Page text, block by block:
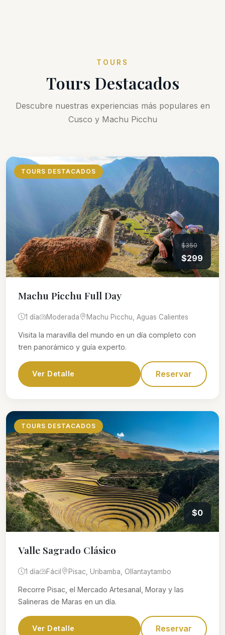
TOURS
Tours Destacados
Descubre nuestras experiencias más populares en
Cusco y Machu Picchu
TOURS DESTACADOS
$350
$299
Machu Picchu Full Day
1 día Moderada Machu Picchu, Aguas Calientes
Visita la maravilla del mundo en un día completo con
tren panorámico y guía experto.
Ver Detalle Reservar
TOURS DESTACADOS
$0
Valle Sagrado Clásico
1 día Fácil Pisac, Uribamba, Ollantaytambo
Recorre Pisac, el Mercado Artesanal, Moray y las
Salineras de Maras en un día.
Ver Detalle Reservar